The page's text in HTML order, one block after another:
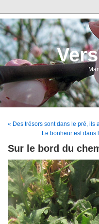
« Des trésors sont dans le pré, ils
Le bonheur est dans
Sur le bord du